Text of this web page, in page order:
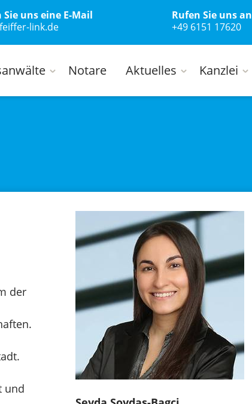
Sie uns eine E-Mail
link.de
Rufen Sie uns an
+49 6151 17620
Notare Aktuelles Kanzlei
der
und